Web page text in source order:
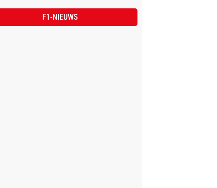
F1-NIEUWS